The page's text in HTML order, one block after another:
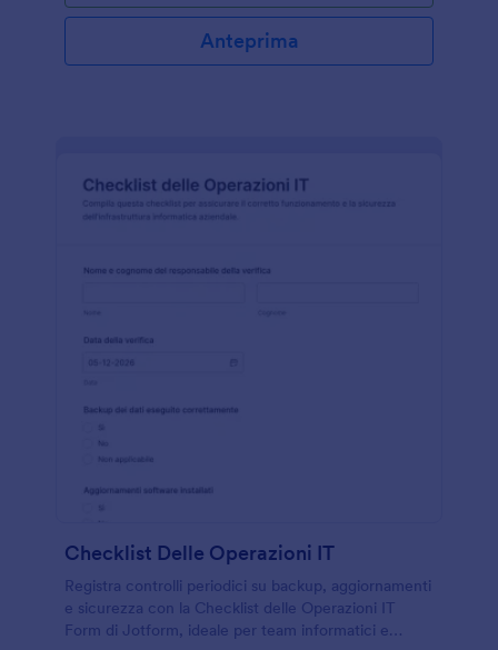
Anteprima
Checklist Delle Operazioni IT
Registra controlli periodici su backup, aggiornamenti
e sicurezza con la Checklist delle Operazioni IT
Form di Jotform, ideale per team informatici e